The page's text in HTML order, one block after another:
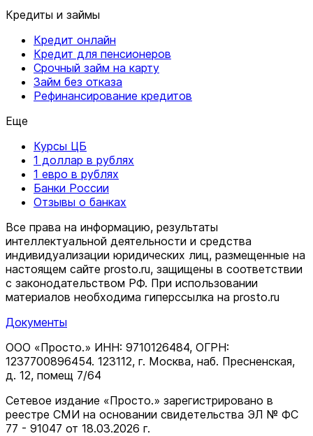
Кредиты и займы
Кредит онлайн
Кредит для пенсионеров
Срочный займ на карту
Займ без отказа
Рефинансирование кредитов
Еще
Курсы ЦБ
1 доллар в рублях
1 евро в рублях
Банки России
Отзывы о банках
Все права на информацию, результаты
интеллектуальной деятельности и средства
индивидуализации юридических лиц, размещенные на
настоящем сайте prosto.ru, защищены в соответствии
c законодательством РФ. При использовании
материалов необходима гиперссылка на prosto.ru
Документы
ООО «Просто.» ИНН: 9710126484, ОГРН:
1237700896454. 123112, г. Москва, наб. Пресненская,
д. 12, помещ 7/64
Сетевое издание «Просто.» зарегистрировано в
реестре СМИ на основании свидетельства ЭЛ № ФС
77 - 91047 от 18.03.2026 г.